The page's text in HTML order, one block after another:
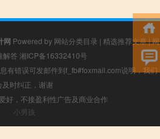
网 Powered by 网站分类目录 | 精选推荐文章|网
解答 湘ICP备16332410号
有错误可发邮件到f_fb#foxmail.com说明，我们
及时纠正，谢谢
好，不接盈利性广告及商业合作
小男孩